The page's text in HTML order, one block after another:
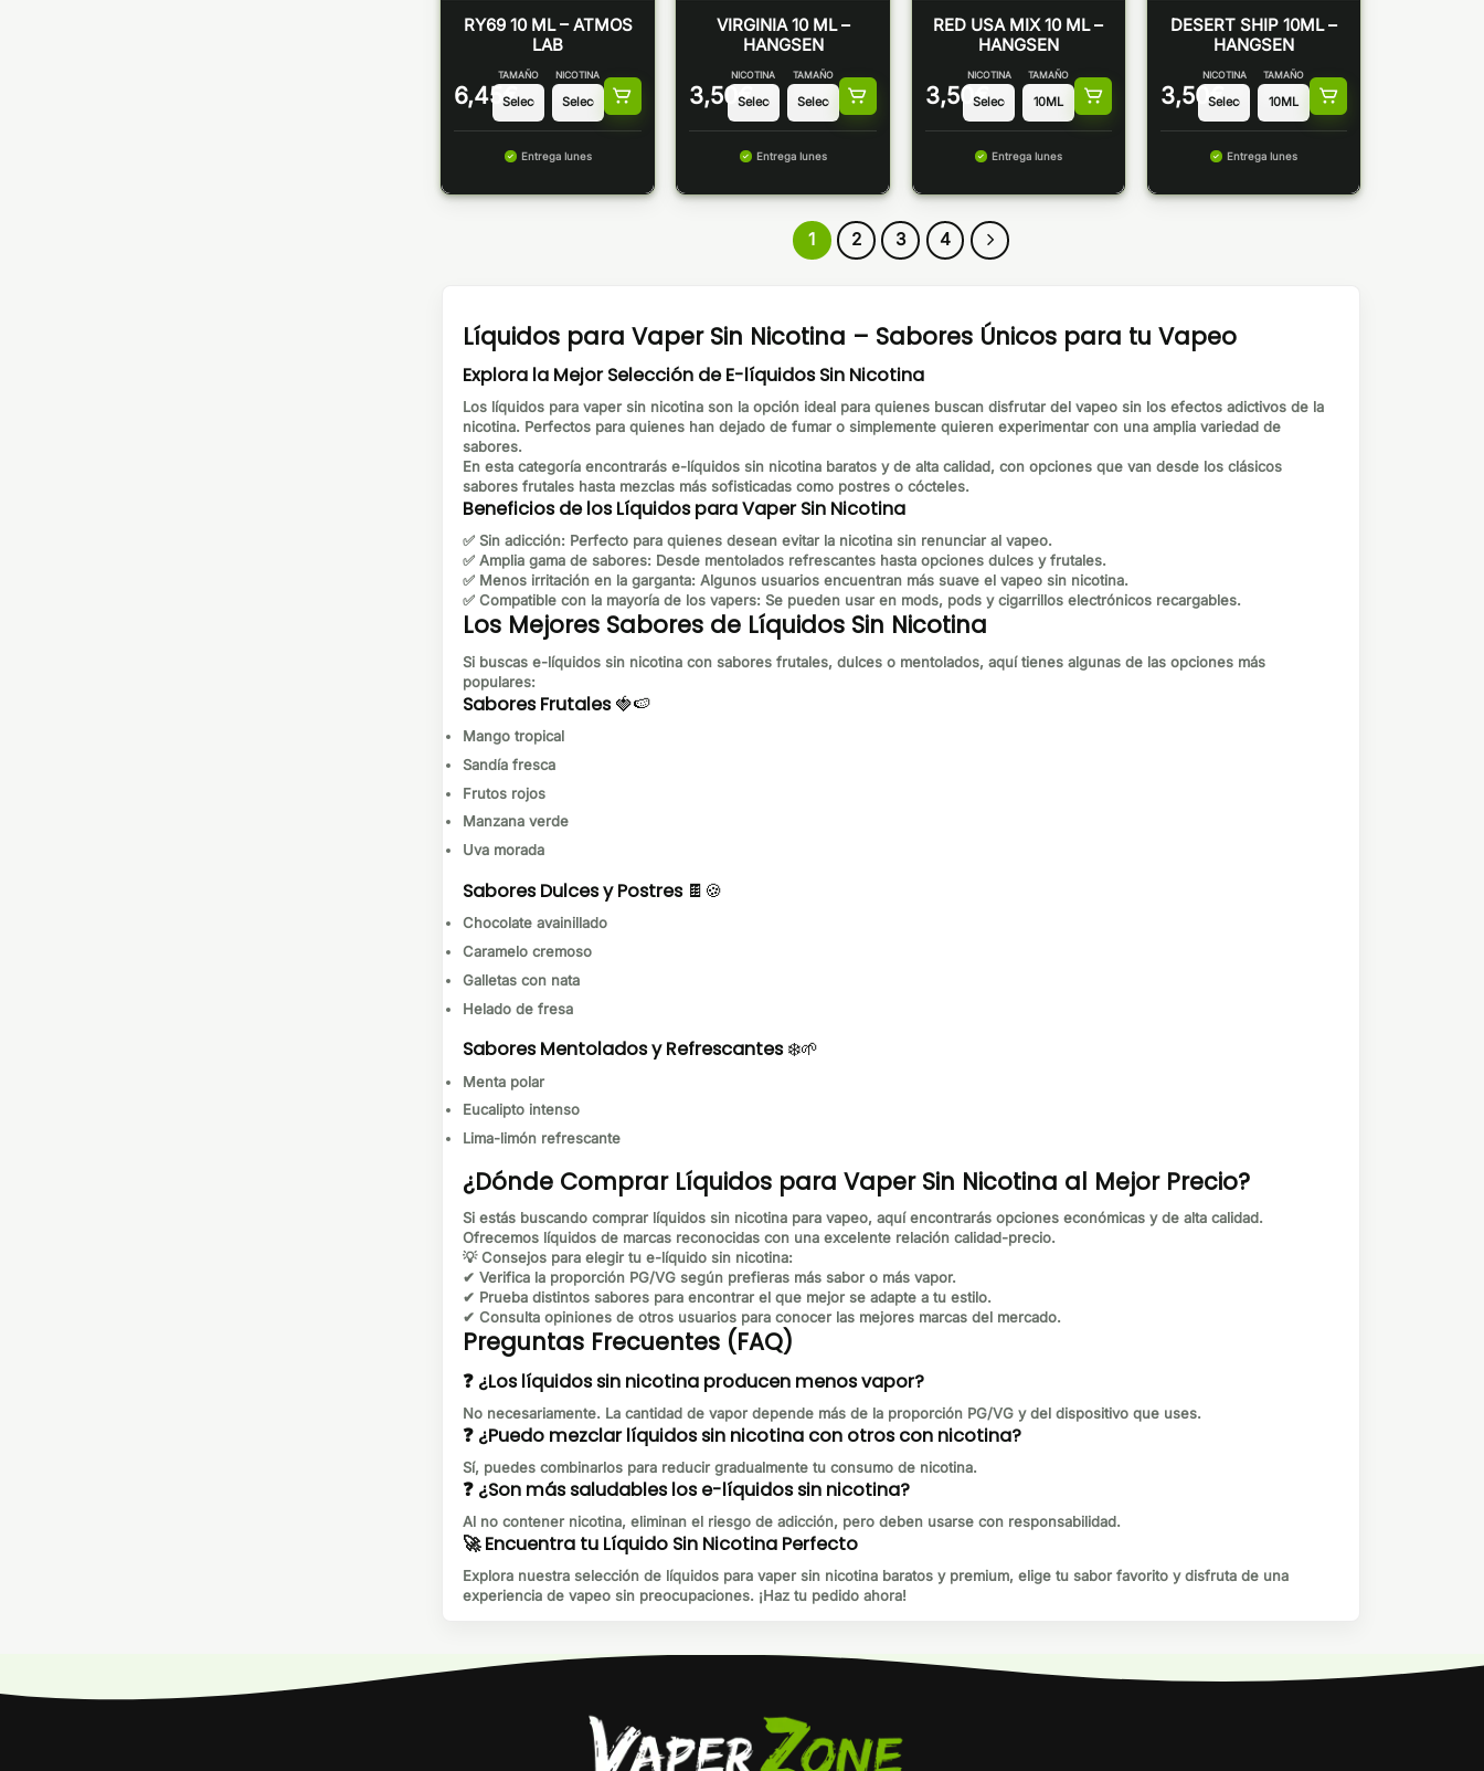
RY69 10 ML – ATMOS
LAB
6,45€
TAMAÑO NICOTINA
Entrega lunes
VIRGINIA 10 ML –
HANGSEN
3,50€
NICOTINA TAMAÑO
Entrega lunes
RED USA MIX 10 ML –
HANGSEN
3,50€
NICOTINA TAMAÑO
Entrega lunes
DESERT SHIP 10ML –
HANGSEN
3,50€
NICOTINA TAMAÑO
Entrega lunes
1 2 3 4
Líquidos para Vaper Sin Nicotina – Sabores Únicos para tu Vapeo
Explora la Mejor Selección de E-líquidos Sin Nicotina
Los líquidos para vaper sin nicotinason la opción ideal para quienes buscan disfrutar del vapeo sin los efectos adictivos de la
nicotina. Perfectos para quienes han dejado de fumar o simplemente quieren experimentar con una amplia variedad de
sabores.
En esta categoría encontrarás e-líquidos sin nicotina baratosy de alta calidad, con opciones que van desde los clásicos
sabores frutales hasta mezclas más sofisticadas como postres o cócteles.
Beneficios de los Líquidos para Vaper Sin Nicotina
✅ Sin adicción: Perfecto para quienes desean evitar la nicotina sin renunciar al vapeo.
✅ Amplia gama de sabores: Desde mentolados refrescantes hasta opciones dulces y frutales.
✅ Menos irritación en la garganta: Algunos usuarios encuentran más suave el vapeo sin nicotina.
✅ Compatible con la mayoría de los vapers: Se pueden usar en mods, pods y cigarrillos electrónicos recargables.
Los Mejores Sabores de Líquidos Sin Nicotina
Si buscas e-líquidos sin nicotina con sabores frutales, dulces o mentolados, aquí tienes algunas de las opciones más
populares:
Sabores Frutales🍓🍉
Mango tropical
Sandía fresca
Frutos rojos
Manzana verde
Uva morada
Sabores Dulces y Postres🍫🍪
Chocolate avainillado
Caramelo cremoso
Galletas con nata
Helado de fresa
Sabores Mentolados y Refrescantes❄️🌱
Menta polar
Eucalipto intenso
Lima-limón refrescante
¿Dónde Comprar Líquidos para Vaper Sin Nicotina al Mejor Precio?
Si estás buscando comprar líquidos sin nicotina para vapeo, aquí encontrarás opciones económicas y de alta calidad.
Ofrecemos líquidos de marcas reconocidas con una excelente relación calidad-precio.
💡 Consejos para elegir tu e-líquido sin nicotina:
✔ Verifica la proporción PG/VGsegún prefieras más sabor o más vapor.
✔ Prueba distintos saborespara encontrar el que mejor se adapte a tu estilo.
✔ Consulta opiniones de otros usuariospara conocer las mejores marcas del mercado.
Preguntas Frecuentes (FAQ)
❓ ¿Los líquidos sin nicotina producen menos vapor?
No necesariamente. La cantidad de vapor depende más de la proporción PG/VG y del dispositivo que uses.
❓ ¿Puedo mezclar líquidos sin nicotina con otros con nicotina?
Sí, puedes combinarlos para reducir gradualmente tu consumo de nicotina.
❓ ¿Son más saludables los e-líquidos sin nicotina?
Al no contener nicotina, eliminan el riesgo de adicción, pero deben usarse con responsabilidad.
🚀 Encuentra tu Líquido Sin Nicotina Perfecto
Explora nuestra selección de líquidos para vaper sin nicotina baratos y premium, elige tu sabor favorito y disfruta de una
experiencia de vapeo sin preocupaciones. ¡Haz tu pedido ahora!